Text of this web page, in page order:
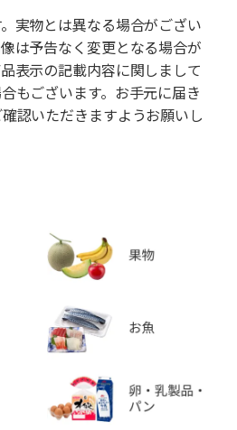
実物とは異なる場合がござい
は予告なく変更となる場合が
表示の記載内容に関しまして
もございます。お手元に届き
認いただきますようお願いし